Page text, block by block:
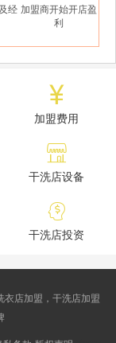
经 加盟商开始开店盈
利

加盟费用

干洗店设备

干洗店投资
衣店加盟，干洗店加盟